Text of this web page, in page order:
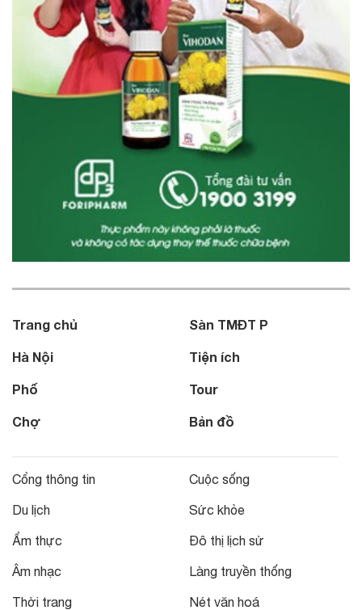
Trang chủ
Hà Nội
Phố
Chợ
Sàn TMĐT P
Tiện ích
Tour
Bản đồ
Cổng thông tin
Du lịch
Ẩm thực
Âm nhạc
Thời trang
Cuộc sống
Sức khỏe
Đô thị lịch sử
Làng truyền thống
Nét văn hoá